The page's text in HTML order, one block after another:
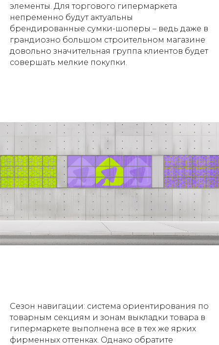
элементы. Для торгового гипермаркета
непременно будут актуальны
брендированные сумки-шоперы – ведь даже в
грандиозно большом строительном магазине
довольно значительная группа клиентов будет
совершать мелкие покупки.
Сезон навигации: система ориентирования по
товарным секциям и зонам выкладки товара в
гипермаркете выполнена все в тех же ярких
фирменных оттенках. Однако обратите